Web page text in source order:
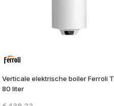
Verticale elektrische boiler Ferroli
80 liter